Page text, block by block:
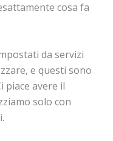
cosa fa
da servizi
e questi sono
piace avere il
solo con